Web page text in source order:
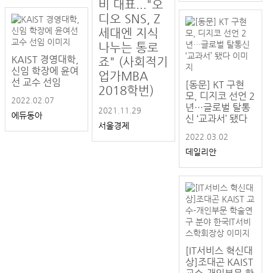
KAIST 경영대학,
신임 학장에 윤여
선 교수 선임
2022.02.07
에듀동아
비 대표..."오
디오 SNS, Z
세대엔 지식
나누는 통로
죠" (사회적기
업가MBA
2018학번)
2021.11.29
서울경제
[동문] KT 구현
모, 디지코 선언 2
년…글로벌 탈통
신 ‘교과서’ 됐다
2022.03.02
데일리안
[IT서비스 혁신대
상]조대곤 KAIST